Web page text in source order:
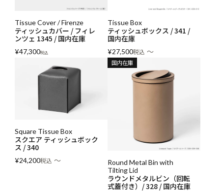
Tissue Cover / Firenze
ティッシュカバー / フィレ
ンツェ 1345 / 国内在庫
¥47,300税込
Tissue Box
ティッシュボックス / 341 /
国内在庫
¥27,500税込 〜
Square Tissue Box
スクエア ティッシュボック
ス / 340
¥24,200税込 〜
Round Metal Bin with
Tilting Lid
ラウンドメタルビン（回転
式蓋付き）/ 328 / 国内在庫
国内在庫